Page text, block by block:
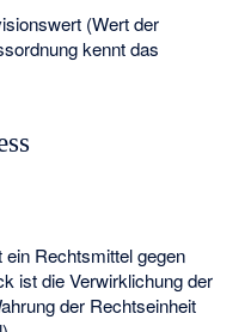
(Wert der
kennt das
ein Rechtsmittel gegen
ist die Verwirklichung der
der Rechtseinheit